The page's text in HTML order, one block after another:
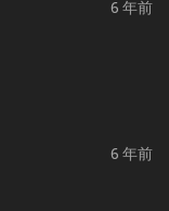
6 年前
6 年前